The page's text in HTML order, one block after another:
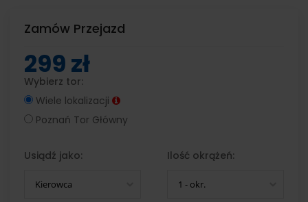
Zamów Przejazd
299 zł
Wybierz tor:
Wiele lokalizacji
Poznań Tor Główny
Usiądź jako:
Kierowca
Ilość okrążeń:
1 - okr.